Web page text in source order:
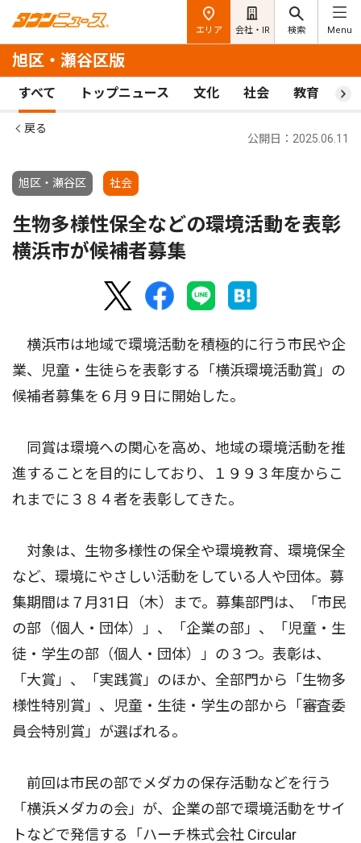
エリア 会社・IR 検索 Menu
旭区・瀬谷区版
すべて トップニュース 文化 社会 教育 ス
戻る
旭区・瀬谷区 社会
公開日：2025.06.11
生物多様性保全などの環境活動を表彰
横浜市が候補者募集
横浜市は地域で環境活動を積極的に行う市民や企
業、児童・生徒らを表彰する「横浜環境活動賞」の
候補者募集を６月９日に開始した。
同賞は環境への関心を高め、地域の環境活動を推
進することを目的にしており、１９９３年度からこ
れまでに３８４者を表彰してきた。
対象は、生物多様性の保全や環境教育、環境保全
など、環境にやさしい活動をしている人や団体。募
集期間は７月31日（木）まで。募集部門は、「市民
の部（個人・団体）」、「企業の部」、「児童・生
徒・学生の部（個人・団体）」の３つ。表彰は、
「大賞」、「実践賞」のほか、全部門から「生物多
様性特別賞」、児童・生徒・学生の部から「審査委
員会特別賞」が選ばれる。
前回は市民の部でメダカの保存活動などを行う
「横浜メダカの会」が、企業の部で環境活動をサイ
トなどで発信する「ハーチ株式会社 Circular